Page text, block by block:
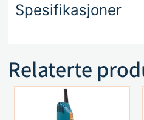
Spesifikasjoner
Relaterte